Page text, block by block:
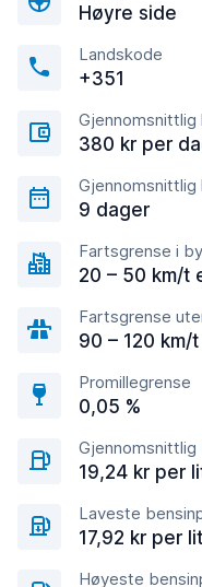
Høyre side
Landskode
+351
Gjennomsnittlig
380 kr per
Gjennomsnittlig
9 dager
Fartsgrense i
20 – 50 km/t
Fartsgrense
90 – 120 km/
Promillegrense
0,05 %
Gjennomsnittlig
19,24 kr per
Laveste
17,92 kr per
Høyeste